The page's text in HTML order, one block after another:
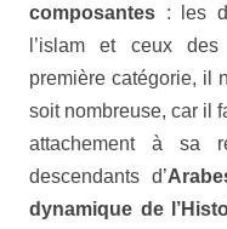
composantes : les
l’islam et ceux
première catégorie, il
soit nombreuse, car il
attachement à sa
descendants d’
dynamique de